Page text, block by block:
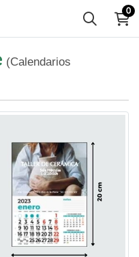
0
(Calendarios